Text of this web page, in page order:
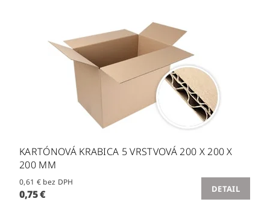
KARTÓNOVÁ KRABICA 5 VRSTVOVÁ 200 X 200 X
200 MM
0,61 € bez DPH
0,75 € DETAIL